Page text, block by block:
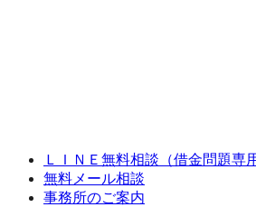
ＬＩＮＥ無料相談（借金問題専
無料メール相談
事務所のご案内